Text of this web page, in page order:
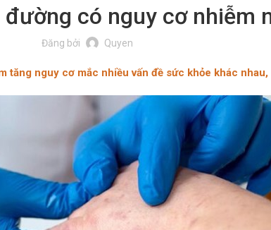
có nguy cơ nhiễm
Đăng bởi Quyen
nguy cơ mắc nhiều vấn đề sức khỏe khác